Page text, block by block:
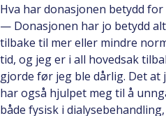
Hva har donasjonen betydd for
— Donasjonen har jo betydd
tilbake til mer eller mindre
tid, og jeg er i all hovedsak
gjorde før jeg ble dårlig. Det at
har også hjulpet meg til å
både fysisk i